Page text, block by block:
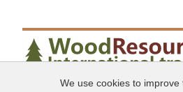
We use cookies to